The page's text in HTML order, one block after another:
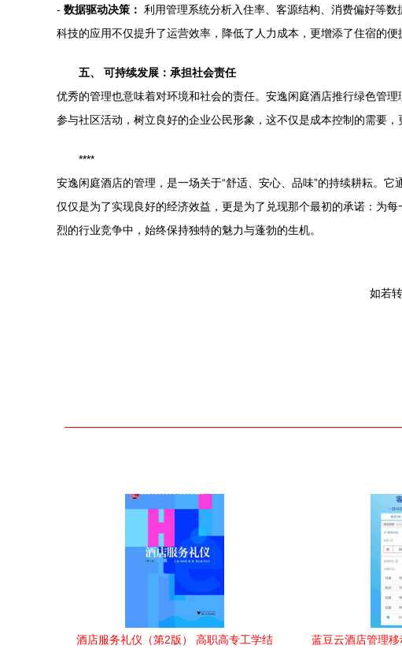
- 数据驱动决策： 利用管理系统分析入住率、客源结构、消费偏好等
科技的应用不仅提升了运营效率，降低了人力成本，更增添了住宿的便
五、 可持续发展：承担社会责任
优秀的管理也意味着对环境和社会的责任。安逸闲庭酒店推行绿色管
参与社区活动，树立良好的企业公民形象，这不仅是成本控制的需要，
****
安逸闲庭酒店的管理，是一场关于“舒适、安心、品味”的持续耕耘。
仅仅是为了实现良好的经济效益，更是为了兑现那个最初的承诺：为
烈的行业竞争中，始终保持独特的魅力与蓬勃的生机。
如若
酒店服务礼仪（第2版） 高职高专工学结
蓝豆云酒店管理